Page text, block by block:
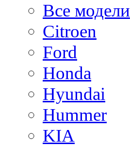
Все модели
Citroen
Ford
Honda
Hyundai
Hummer
KIA